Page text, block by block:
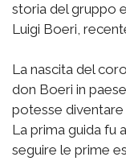
storia del gruppo
Luigi Boeri,
La nascita del
don Boeri in
potesse
La prima guida fu
seguire le prime